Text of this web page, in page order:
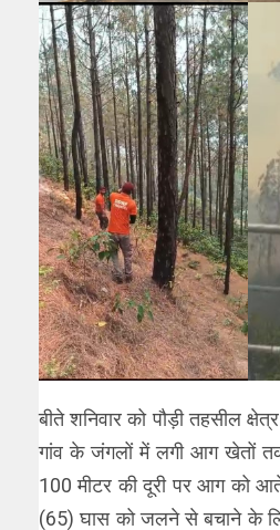
बीते शनिवार को पौड़ी तहसील
गांव के जंगलों में लगी आग खेतों
100 मीटर की दूरी पर आग को आते
(65) घास को जलने से बचाने के